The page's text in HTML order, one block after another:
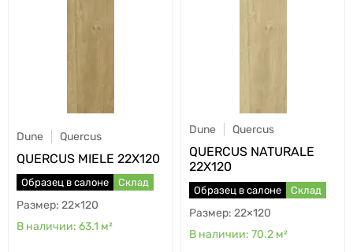
Dune Quercus
QUERCUS MIELE 22X120
Образец в салоне Склад
22×120
63.1 м²
Dune Quercus
QUERCUS NATURALE
22X120
Образец в салоне Склад
22×120
70.2 м²